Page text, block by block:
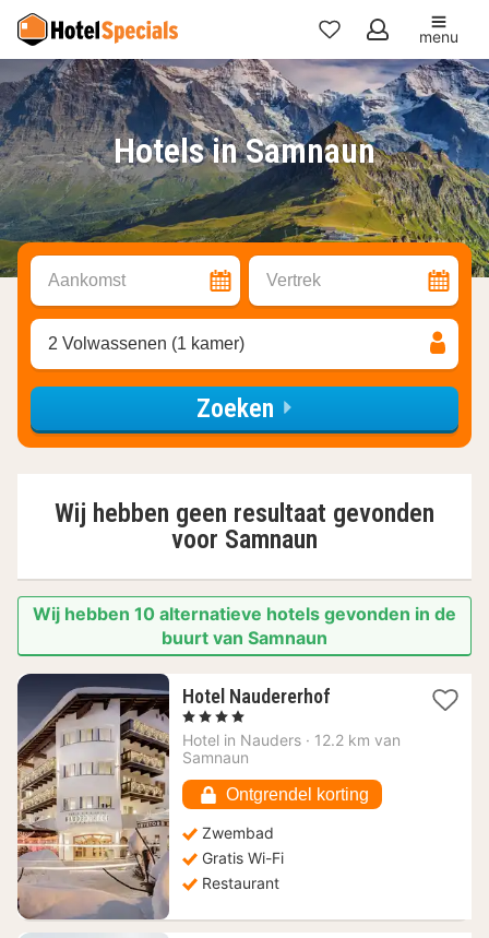
Mijn
favorieten
menu
Hotels in Samnaun
Aankomst Vertrek
2 Volwassenen (1 kamer)
Zoeken
Wij hebben geen resultaat gevonden
voor Samnaun
Wij hebben 10 alternatieve hotels gevonden in de
buurt van Samnaun
Hotel Naudererhof1
vanaf
, 4 Sterren
Hotel in Nauders · 12.2 km van
Samnaun
Ontgrendel korting
Zwembad
Gratis Wi-Fi
Restaurant